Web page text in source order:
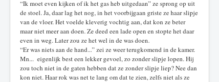
“Ik moet even kijken of ik het gas heb uitgedaan” ze sprong op uit
de stoel. Ja, daar lag het nog, in het voorbijgaan griste ze haar slipje
van de vloer. Het voelde kleverig vochtig aan, dat kon ze beter
maar niet meer aan doen. Ze deed een lade open en stopte het daar
even in weg. Later zou ze het wel in de was doen.
“Er was niets aan de hand...” zei ze weer terugkomend in de kamer.
Mn... eigenlijk best een lekker gevoel, zo zonder slipje lopen. Hij
zou toch niet in de gaten hebben dat ze zonder slipje liep? Nee dan
kon niet. Haar rok was net te lang om dat te zien, zelfs niet als ze